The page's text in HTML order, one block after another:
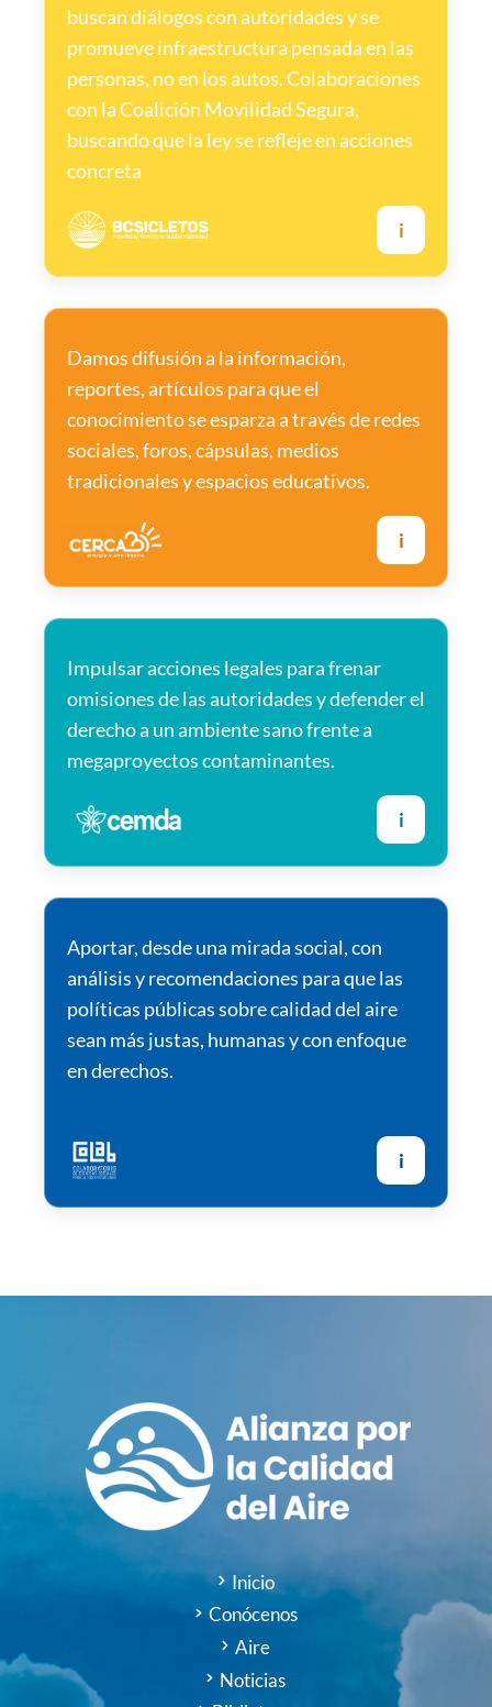
buscan diálogos con autoridades y se
promueve infraestructura pensada en las
personas, no en los autos. Colaboraciones
con la Coalición Movilidad Segura,
buscando que la ley se refleje en acciones
concreta
i
Damos difusión a la información,
reportes, artículos para que el
conocimiento se esparza a través de redes
sociales, foros, cápsulas, medios
tradicionales y espacios educativos.
i
Impulsar acciones legales para frenar
omisiones de las autoridades y defender el
derecho a un ambiente sano frente a
megaproyectos contaminantes.
i
Aportar, desde una mirada social, con
análisis y recomendaciones para que las
políticas públicas sobre calidad del aire
sean más justas, humanas y con enfoque
en derechos.
i
Inicio
Conócenos
Aire
Noticias